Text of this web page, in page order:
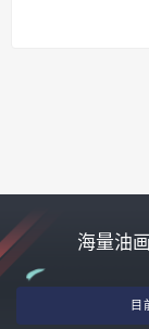
海量油
目